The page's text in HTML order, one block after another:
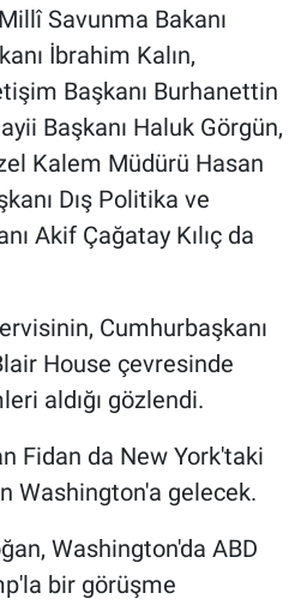
Savunma Bakanı
İbrahim Kalın,
Başkanı Burhanettin
Başkanı Haluk Görgün,
Kalem Müdürü Hasan
Dış Politika ve
Akif Çağatay Kılıç da
Cumhurbaşkanı
House çevresinde
aldığı gözlendi.
Fidan da New York'taki
Washington'a gelecek.
Washington'da ABD
bir görüşme